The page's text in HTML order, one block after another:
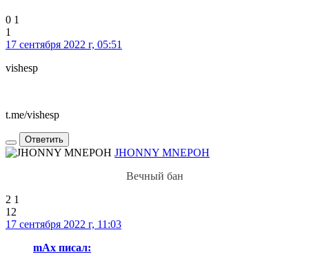
0 1
1
17 сентября 2022 г, 05:51
vishesp
t.me/vishesp
Ответить
JHONNY MNEPOH
Вечный бан
2 1
12
17 сентября 2022 г, 11:03
mAx писал: